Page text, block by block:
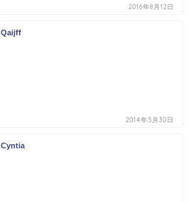
2016年8月12日
Qaijff
2014年5月30日
Cyntia